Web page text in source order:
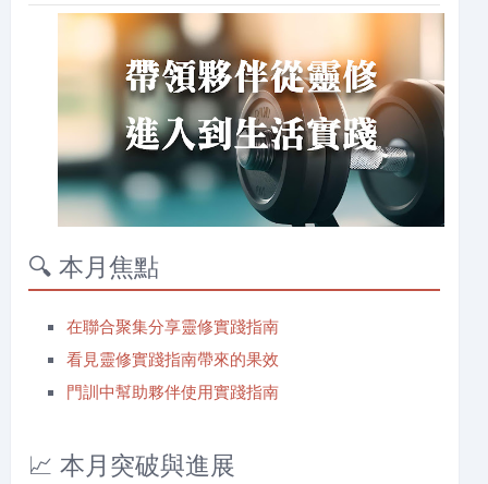
🔍 本月焦點
在聯合聚集分享靈修實踐指南
看見靈修實踐指南帶來的果效
門訓中幫助夥伴使用實踐指南
📈 本月突破與進展